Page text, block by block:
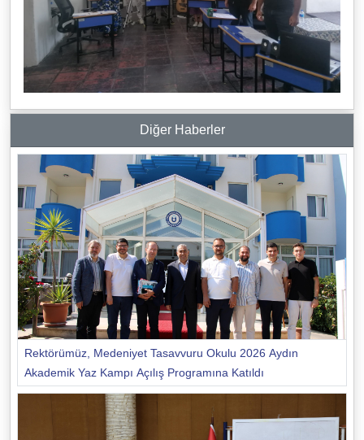
Diğer Haberler
Rektörümüz, Medeniyet Tasavvuru Okulu 2026 Aydın
Akademik Yaz Kampı Açılış Programına Katıldı